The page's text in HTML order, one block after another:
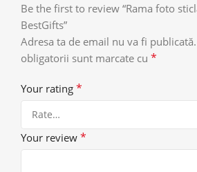
Be the first to review “Rama foto
BestGifts”
Adresa ta de email nu va fi publicată.
obligatorii sunt marcate cu *
Your rating *
Your review *